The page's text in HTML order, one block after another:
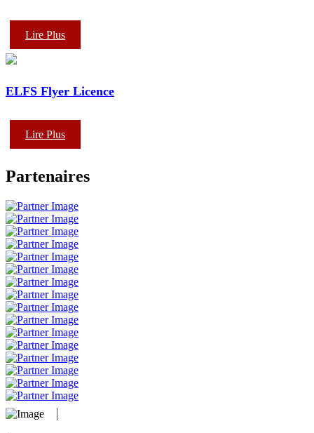
Lire Plus
ELFS Flyer Licence
Lire Plus
Partenaires